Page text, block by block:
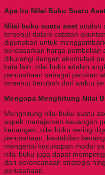
Apa itu Nilai Buku Suatu
Nilai buku suatu aset adalah
tersebut dalam catatan
digunakan untuk
berdasarkan harga pembelian
dikurangi dengan akumulasi
kata lain, nilai buku adalah
perusahaan sebagai patokan
tersebut berubah dari waktu ke
Mengapa Menghitung Nilai
Menghitung nilai buku suatu
aspek manajemen keuangan
keuangan, nilai buku sering
perusahaan, kestabilan
mengenai kecukupan modal
nilai buku juga dapat
dari perencanaan strategis
perusahaan.